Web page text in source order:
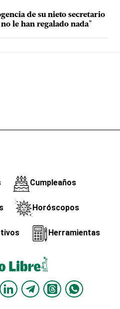
de su nieto secretario
le han regalado nada"
Cumpleaños
Horóscopos
Herramientas